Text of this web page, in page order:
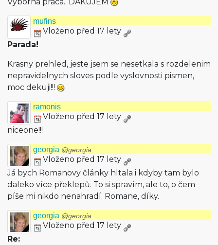
mufins
Vloženo před 17 lety
Parada!
Krasny prehled, jeste jsem se nesetkala s rozdelenim
nepravidelnych sloves podle vyslovnosti pismen,
moc dekuji!!!
ramonis
Vloženo před 17 lety
niceone!!!
georgia @georgia
Vloženo před 17 lety
Já bych Romanovy články hltala i kdyby tam bylo
daleko více překlepů. To si spravím, ale to, o čem
píše mi nikdo nenahradí. Romane, díky.
georgia @georgia
Vloženo před 17 lety
Re: